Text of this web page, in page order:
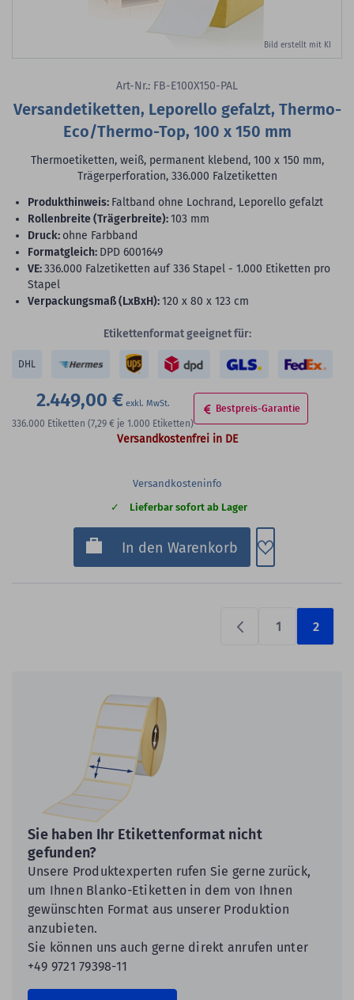
Bild erstellt mit KI
Art-Nr.: FB-E100X150-PAL
Versandetiketten, Leporello gefalzt, Thermo-
Eco/Thermo-Top, 100 x 150 mm
Thermoetiketten, weiß, permanent klebend, 100 x 150 mm,
Trägerperforation, 336.000 Falzetiketten
Produkthinweis: Faltband ohne Lochrand, Leporello gefalzt
Rollenbreite (Trägerbreite):103 mm
Druck: ohne Farbband
Formatgleich: DPD 6001649
VE:336.000 Falzetiketten auf 336 Stapel - 1.000 Etiketten pro
Stapel
Verpackungsmaß (LxBxH):120 x 80 x 123 cm
Etikettenformat geeignet für:
DHL
2.449,00 €
336.000 Etiketten (7,29 € je 1.000 Etiketten)
Bestpreis-Garantie
Versandkostenfrei in DE
Versandkosteninfo
Lieferbar sofort ab Lager
In den Warenkorb Zum
1 2
Sie haben Ihr Etikettenformat nicht
gefunden?
Unsere Produktexperten rufen Sie gerne zurück,
um Ihnen Blanko-Etiketten in dem von Ihnen
gewünschten Format aus unserer Produktion
anzubieten.
Sie können uns auch gerne direkt anrufen unter
+49 9721 79398-11